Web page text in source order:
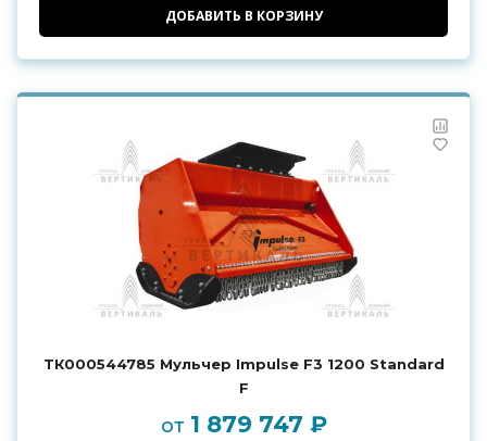
ДОБАВИТЬ В КОРЗИНУ
ТК000544785 Мульчер Impulse F3 1200 Standard
F
от 1 879 747 ₽